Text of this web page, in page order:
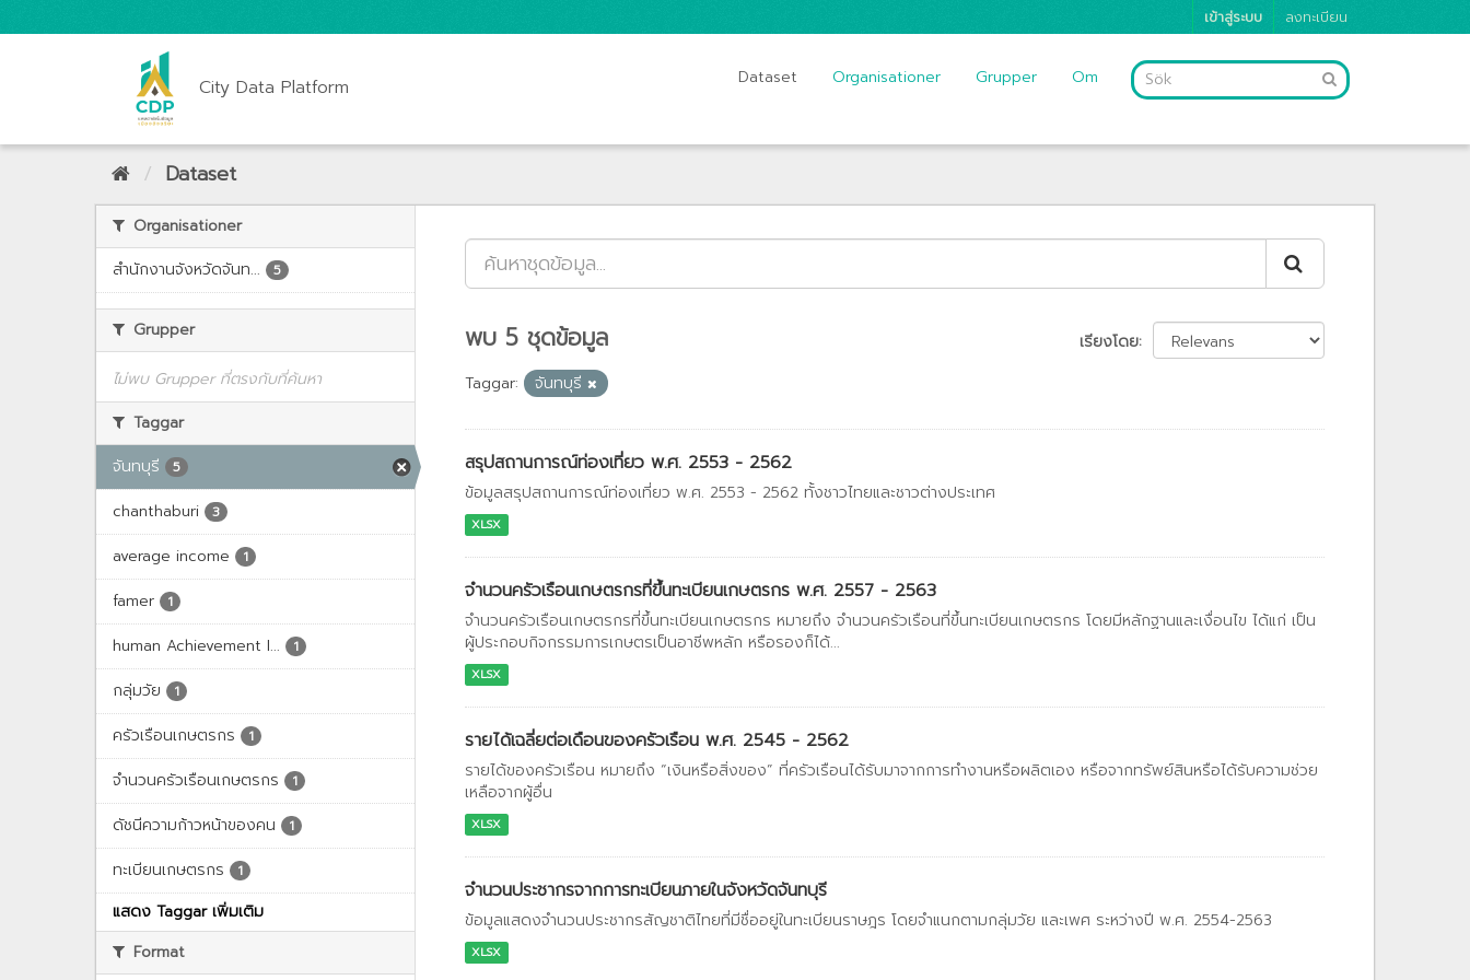
เข้าสู่ระบบ ลงทะเบียน
City Data Platform Dataset Organisationer Grupper Om
Dataset
Organisationer
สำนักงานจังหวัดจันท...
5
Grupper
ไม่พบ Grupper ที่ตรงกับที่ค้นหา
Taggar
จันทบุรี
5
chanthaburi 3
average income 1
famer 1
human Achievement I... 1
กลุ่มวัย 1
ครัวเรือนเกษตรกร 1
จำนวนครัวเรือนเกษตรกร 1
ดัชนีความก้าวหน้าของคน 1
ทะเบียนเกษตรกร 1
แสดง Taggar เพิ่มเติม
Format
เรียงโดย
พบ 5 ชุดข้อมูล
Taggar: จันทบุรี
สรุปสถานการณ์ท่องเที่ยว พ.ศ. 2553 - 2562
ข้อมูลสรุปสถานการณ์ท่องเที่ยว พ.ศ. 2553 - 2562 ทั้งชาวไทยและชาวต่างประเทศ
XLSX
จำนวนครัวเรือนเกษตรกรที่ขึ้นทะเบียนเกษตรกร พ.ศ. 2557 - 2563
จำนวนครัวเรือนเกษตรกรที่ขึ้นทะเบียนเกษตรกร หมายถึง จำนวนครัวเรือนที่ขึ้นทะเบียนเกษตรกร โดยมีหลักฐานและเงื่อนไข ได้แก่ เป็น
ผู้ประกอบกิจกรรมการเกษตรเป็นอาชีพหลัก หรือรองก็ได้...
XLSX
รายได้เฉลี่ยต่อเดือนของครัวเรือน พ.ศ. 2545 - 2562
รายได้ของครัวเรือน หมายถึง “เงินหรือสิ่งของ” ที่ครัวเรือนได้รับมาจากการทำงานหรือผลิตเอง หรือจากทรัพย์สินหรือได้รับความช่วย
เหลือจากผู้อื่น
XLSX
จำนวนประชากรจากการทะเบียนภายในจังหวัดจันทบุรี
ข้อมูลแสดงจำนวนประชากรสัญชาติไทยที่มีชื่ออยู่ในทะเบียนราษฎร โดยจำแนกตามกลุ่มวัย และเพศ ระหว่างปี พ.ศ. 2554-2563
XLSX